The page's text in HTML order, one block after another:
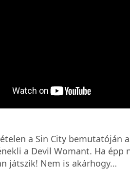
a Sin City bemutatóján
a Devil Womant. Ha épp
játszik! Nem is akárhogy…